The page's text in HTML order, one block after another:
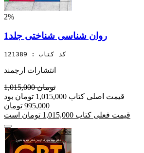
2%
روان شناسی شناختی جلد1
کد کتاب : 121389
انتشارات ارجمند
1,015,000 تومان
قیمت اصلی کتاب 1,015,000 تومان بود
995,000 تومان
قیمت فعلی کتاب 1,015,000 تومان است